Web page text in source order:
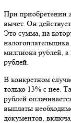
При приобретении
вычет. Он
Это сумма, на
миллиона рублей,
рублей.
В конкретном
только 13% с нее.
рублей
выплаты
документов,